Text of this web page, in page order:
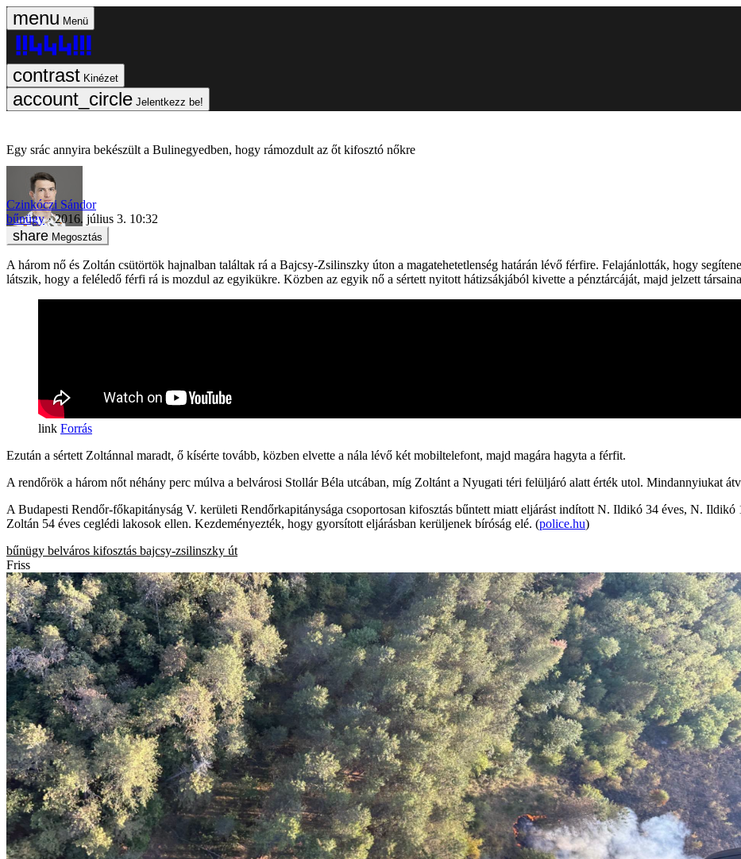
Menü
Kinézet
Jelentkezz be!
Egy srác annyira bekészült a Bulinegyedben, hogy rámozdult az őt kifosztó nőkre
Czinkóczi Sándor
bűnügy
2016. július 3. 10:32
Megosztás
A három nő és Zoltán csütörtök hajnalban találtak rá a Bajcsy-Zsilinszky úton a magatehetetlenség határán lévő férfire. Felajánlották, hogy
látszik, hogy a feléledő férfi rá is mozdul az egyikükre. Közben az egyik nő a sértett nyitott hátizsákjából kivette a pénztárcáját, majd jelzett
Forrás
Ezután a sértett Zoltánnal maradt, ő kísérte tovább, közben elvette a nála lévő két mobiltelefont, majd magára hagyta a férfit.
A rendőrök a három nőt néhány perc múlva a belvárosi Stollár Béla utcában, míg Zoltánt a Nyugati téri felüljáró alatt érték utol. Mindannyiukat
A Budapesti Rendőr-főkapitányság V. kerületi Rendőrkapitánysága csoportosan kifosztás bűntett miatt eljárást indított N. Ildikó 34 éves, N.
Zoltán 54 éves ceglédi lakosok ellen. Kezdeményezték, hogy gyorsított eljárásban kerüljenek bíróság elé. (police.hu)
bűnügy belváros kifosztás bajcsy-zsilinszky út
Friss